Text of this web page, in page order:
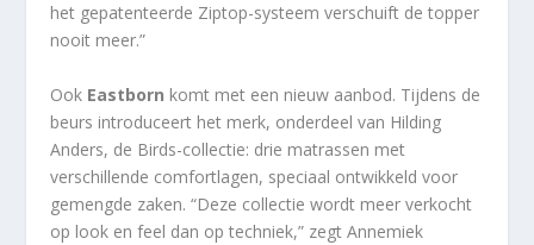
het gepatenteerde Ziptop-systeem verschuift de topper
nooit meer.”
Ook Eastborn komt met een nieuw aanbod. Tijdens de
beurs introduceert het merk, onderdeel van Hilding
Anders, de Birds-collectie: drie matrassen met
verschillende comfortlagen, speciaal ontwikkeld voor
gemengde zaken. “Deze collectie wordt meer verkocht
op look en feel dan op techniek,” zegt Annemiek